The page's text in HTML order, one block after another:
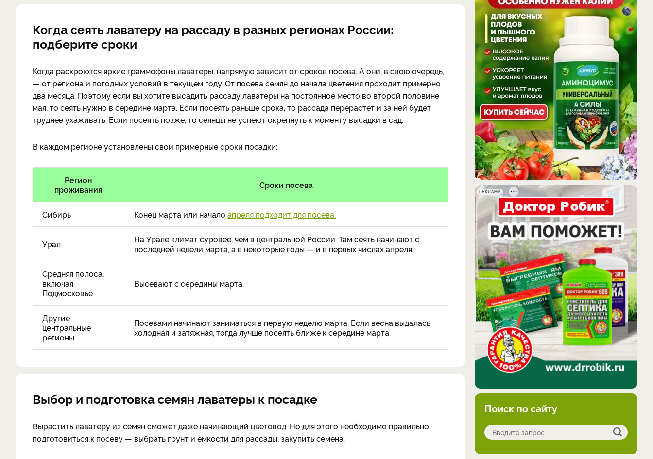
Когда сеять лаватеру на рассаду в разных регионах России:
подберите сроки
Когда раскроются яркие граммофоны лаватеры, напрямую зависит от сроков посева. А они, в свою очередь,
— от региона и погодных условий в текущем году. От посева семян до начала цветения проходит примерно
два месяца. Поэтому если вы хотите высадить рассаду лаватеры на постоянное место во второй половине
мая, то сеять нужно в середине марта. Если посеять раньше срока, то рассада перерастет и за ней будет
труднее ухаживать. Если посеять позже, то сеянцы не успеют окрепнуть к моменту высадки в сад.
В каждом регионе установлены свои примерные сроки посадки:
Регион
проживания
Сроки посева
Сибирь Конец марта или начало апреля подходит для посева.
Урал
На Урале климат суровее, чем в центральной России. Там сеять начинают с
последней недели марта, а в некоторые годы — и в первых числах апреля.
Средняя полоса,
включая
Подмосковье
Высевают с середины марта.
Другие
центральные
регионы
Посевами начинают заниматься в первую неделю марта. Если весна выдалась
холодная и затяжная, тогда лучше посеять ближе к середине марта.
Выбор и подготовка семян лаватеры к посадке
Вырастить лаватеру из семян сможет даже начинающий цветовод. Но для этого необходимо правильно
подготовиться к посеву — выбрать грунт и емкости для рассады, закупить семена.
РЕКЛАМА
Поиск по сайту